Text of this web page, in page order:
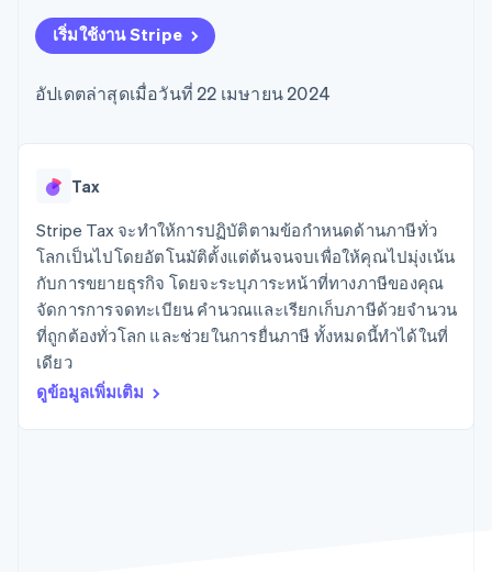
ชำระเงิน
Link
การชำระเงินที่
อัตโนมัติ
สำหรับการ
Stripe
รายงานที่
ออกแบบเอง
Pipeline
เพิ่มเติม
Product roadmap
ดูสิ่งที่กำลังจะมาถึง
Radar
การป้องกันการฉ้อโกง
Atlas
การก่อตั้งบริษัทสตาร์ทอัพ
ตามอุตสาหกรรม
บริษัท AI
การบริการ การเดินทาง
องค์กรไม่แสวงผลกำไร
บริการเฉพาะทาง
ภาครัฐ
ธุรกิจค้าปลีก
Stripe App Marketplace
แหล่งข้อมูล
การเชื่อมต่อการทำงาน
สถานะ API
ห้องข่าว
Stripe Press
เริ่มใช้งาน Stripe
อัปเดตล่าสุดเมื่อวันที่ 22 เมษายน 2024
Tax
Stripe Tax จะทำให้การปฏิบัติตามข้อกำหนดด้านภาษีทั่ว
โลกเป็นไปโดยอัตโนมัติตั้งแต่ต้นจนจบเพื่อให้คุณไปมุ่งเน้น
กับการขยายธุรกิจ โดยจะระบุภาระหน้าที่ทางภาษีของคุณ
จัดการการจดทะเบียน คำนวณและเรียกเก็บภาษีด้วยจำนวน
ที่ถูกต้องทั่วโลก และช่วยในการยื่นภาษี ทั้งหมดนี้ทำได้ในที่
เดียว
ดูข้อมูลเพิ่มเติม